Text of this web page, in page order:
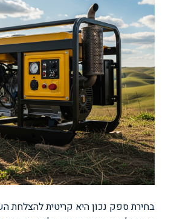
בחירת ספק נכון היא קריטית להצלחת